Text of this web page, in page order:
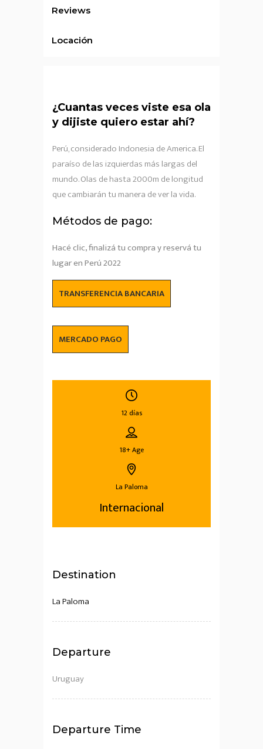
Reviews
Locación
¿Cuantas veces viste esa ola
y dijiste quiero estar ahí?
Perú, considerado Indonesia de America. El
paraíso de las izquierdas más largas del
mundo. Olas de hasta2000m de longitud
que cambiarán tu manera de ver la vida.
Métodos de pago:
Hacé clic, finalizá tu compra y reservá tu
lugar en Perú 2022
TRANSFERENCIA BANCARIA
MERCADO PAGO
12 días
18+Age
La Paloma
Internacional
Destination
La Paloma
Departure
Uruguay
Departure Time